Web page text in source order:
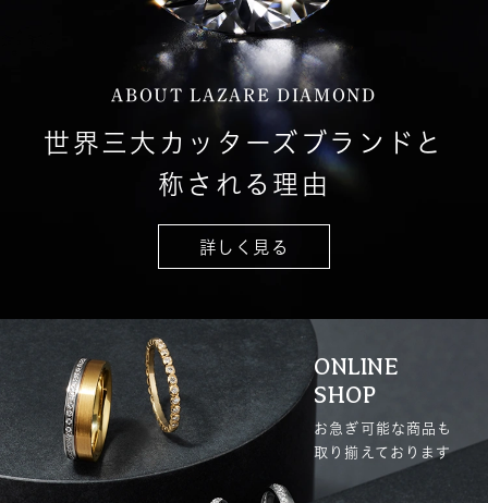
ABOUT LAZARE DIAMOND
世界三大カッターズブランドと
称される理由
詳しく見る
ONLINE
SHOP
お急ぎ可能な商品も
取り揃えております